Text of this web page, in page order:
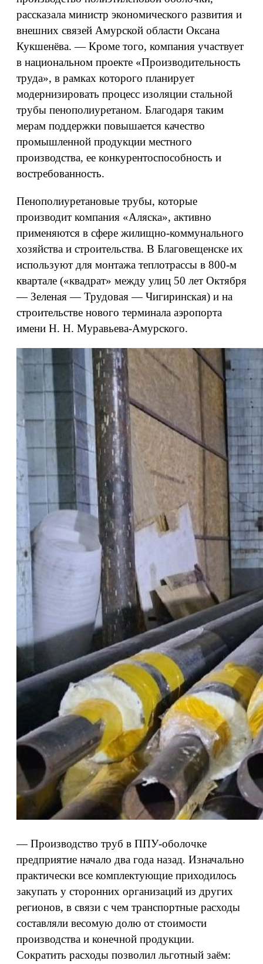
рассказала министр экономического развития и
внешних связей Амурской области Оксана
Кукшенёва. — Кроме того, компания участвует
в национальном проекте «Производительность
труда», в рамках которого планирует
модернизировать процесс изоляции стальной
трубы пенополиуретаном. Благодаря таким
мерам поддержки повышается качество
промышленной продукции местного
производства, ее конкурентоспособность и
востребованность.
Пенополиуретановые трубы, которые
производит компания «Аляска», активно
применяются в сфере жилищно-коммунального
хозяйства и строительства. В Благовещенске их
используют для монтажа теплотрассы в 800-м
квартале («квадрат» между улиц 50 лет Октября
— Зеленая — Трудовая — Чигиринская) и на
строительстве нового терминала аэропорта
имени Н. Н. Муравьева-Амурского.
— Производство труб в ППУ-оболочке
предприятие начало два года назад. Изначально
практически все комплектующие приходилось
закупать у сторонних организаций из других
регионов, в связи с чем транспортные расходы
составляли весомую долю от стоимости
производства и конечной продукции.
Сократить расходы позволил льготный заём: